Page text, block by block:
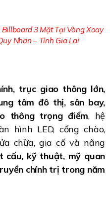
3 Mặt Tại Vòng Xoay
Nhơn – Tỉnh Gia Lai
trục giao thông lớn,
tâm đô thị, sân bay,
thông trọng điểm, hệ
hình LED, cổng chào,
chữa, gia cố và nâng
cấu, kỹ thuật, mỹ quan
chính trị trong năm